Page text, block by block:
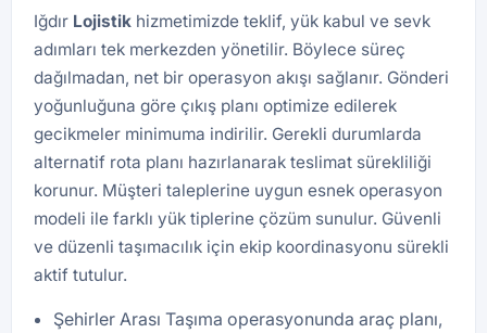
Iğdır Lojistik hizmetimizde teklif, yük kabul ve sevk
adımları tek merkezden yönetilir. Böylece süreç
dağılmadan, net bir operasyon akışı sağlanır. Gönderi
yoğunluğuna göre çıkış planı optimize edilerek
gecikmeler minimuma indirilir. Gerekli durumlarda
alternatif rota planı hazırlanarak teslimat sürekliliği
korunur. Müşteri taleplerine uygun esnek operasyon
modeli ile farklı yük tiplerine çözüm sunulur. Güvenli
ve düzenli taşımacılık için ekip koordinasyonu sürekli
aktif tutulur.
Şehirler Arası Taşıma operasyonunda araç planı,